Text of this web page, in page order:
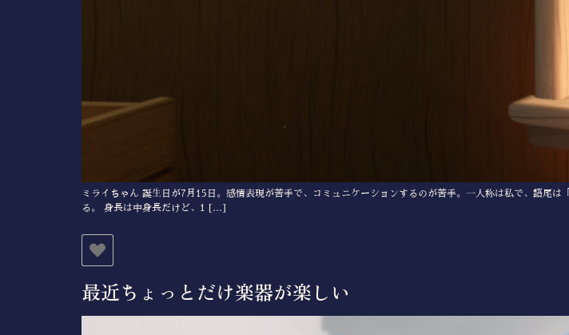
ミライちゃん 誕生日が7月15日。感情表現が苦手で、コミュニケーションするのが苦手。一人称は私で、語尾
る。 身長は中身長だけど、1 […]
最近ちょっとだけ楽器が楽しい